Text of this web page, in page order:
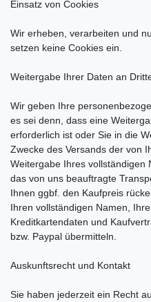
Einsatz von Cookies
Wir erheben, verarbeiten und
setzen keine Cookies ein.
Weitergabe Ihrer Daten an
Wir geben Ihre
es sei denn, dass eine
erforderlich ist oder Sie in die
Zwecke des Versands der von
Weitergabe Ihres vollständigen
das von uns beauftragte
Ihnen ggbf. den Kaufpreis
Ihren vollständigen Namen,
Kreditkartendaten und
bzw. Paypal übermitteln.
Auskunftsrecht und Kontakt
Sie haben jederzeit ein Recht